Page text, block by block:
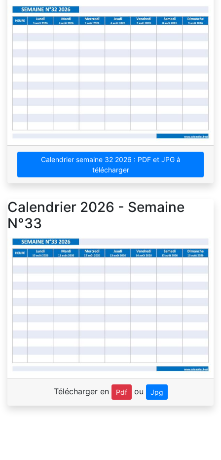
Calendrier semaine 32 2026 : PDF et JPG à
télécharger
Calendrier 2026 - Semaine
N°33
Télécharger en Pdf ou Jpg